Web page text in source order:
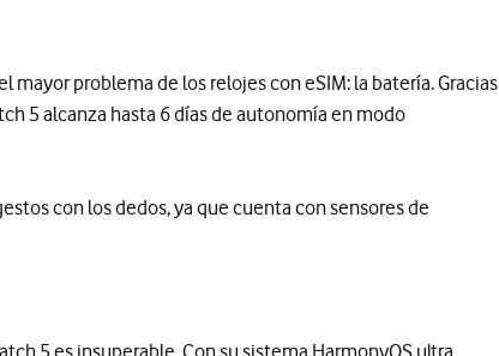
problema de los relojes con eSIM: la batería. Gracias
5 alcanza hasta 6 días de autonomía en modo
con los dedos, ya que cuenta con sensores de
5 es insuperable. Con su sistema HarmonyOS ultra